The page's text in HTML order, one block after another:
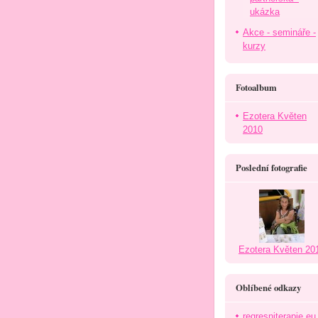
ukázka
Akce - semináře -
kurzy
Fotoalbum
Ezotera Květen
2010
Poslední fotografie
Ezotera Květen
Oblíbené odkazy